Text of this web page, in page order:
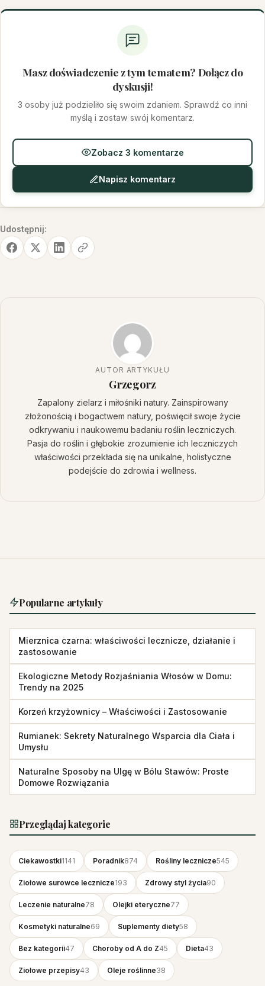
Masz doświadczenie z tym tematem? Dołącz do
dyskusji!
3 osoby już podzieliło się swoim zdaniem. Sprawdź co inni
myślą i zostaw swój komentarz.
Zobacz 3 komentarze
Napisz komentarz
Udostępnij:
AUTOR ARTYKUŁU
Grzegorz
Zapalony zielarz i miłośniki natury. Zainspirowany
złożonością i bogactwem natury, poświęcił swoje życie
odkrywaniu i naukowemu badaniu roślin leczniczych.
Pasja do roślin i głębokie zrozumienie ich leczniczych
właściwości przekłada się na unikalne, holistyczne
podejście do zdrowia i wellness.
Popularne artykuły
Mierznica czarna: właściwości lecznicze, działanie i
zastosowanie
Ekologiczne Metody Rozjaśniania Włosów w Domu:
Trendy na 2025
Korzeń krzyżownicy – Właściwości i Zastosowanie
Rumianek: Sekrety Naturalnego Wsparcia dla Ciała i
Umysłu
Naturalne Sposoby na Ulgę w Bólu Stawów: Proste
Domowe Rozwiązania
Przeglądaj kategorie
Ciekawostki1141 Poradnik874 Rośliny lecznicze545
Ziołowe surowce lecznicze193 Zdrowy styl życia90
Leczenie naturalne78 Olejki eteryczne77
Kosmetyki naturalne69 Suplementy diety58
Bez kategorii47 Choroby od A do Z45 Dieta43
Ziołowe przepisy43 Oleje roślinne38